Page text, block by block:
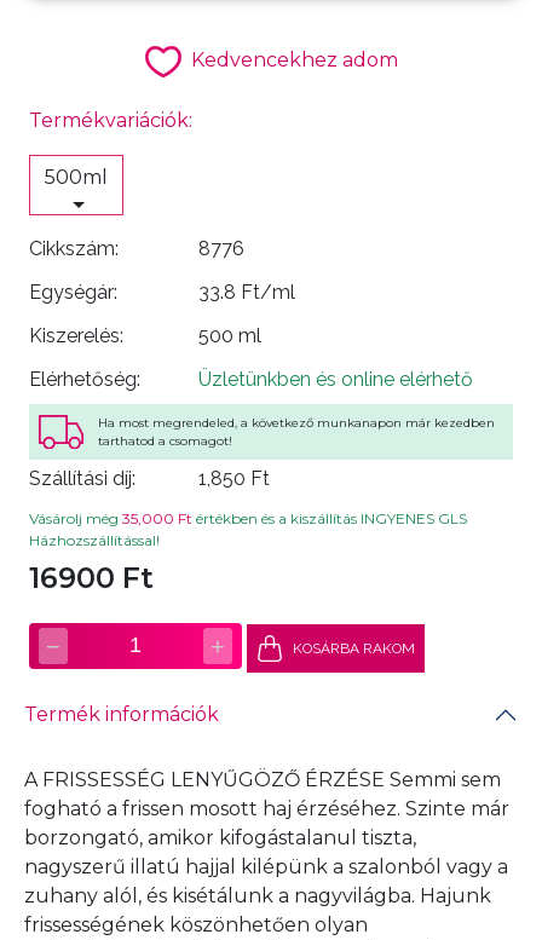
Kedvencekhez adom
Termékvariációk:
500ml
Cikkszám:
8776
Egységár:
33.8 Ft/ml
Kiszerelés:
500 ml
Elérhetőség:
Üzletünkben és online elérhető
Ha most megrendeled, a következő munkanapon már kezedben
tarthatod a csomagot!
Szállítási díj: 1,850 Ft
Vásárolj még 35,000 Ft értékben és a kiszállítás INGYENES GLS
Házhozszállítással!
16900 Ft
− 1 + KOSÁRBA RAKOM
Termék információk
AFRISSESSÉG LENYŰGÖZŐ ÉRZÉSE Semmi sem
fogható a frissen mosott haj érzéséhez. Szinte már
borzongató, amikor kifogástalanul tiszta,
nagyszerű illatú hajjal kilépünk a szalonból vagy a
zuhany alól, és kisétálunk a nagyvilágba. Hajunk
frissességének köszönhetően olyan